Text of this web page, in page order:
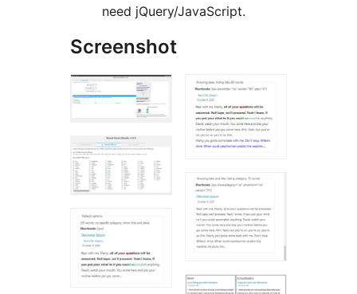
need jQuery/JavaScript.
Screenshot